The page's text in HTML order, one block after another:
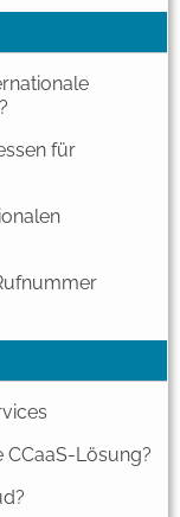
für
Lösung?